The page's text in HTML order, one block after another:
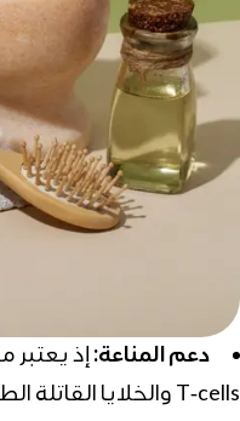
دعم المناعة: إذ يعتبر
T‑cells والخلايا القاتلة الطبيعية، مما يقلل من خطر العدوى.